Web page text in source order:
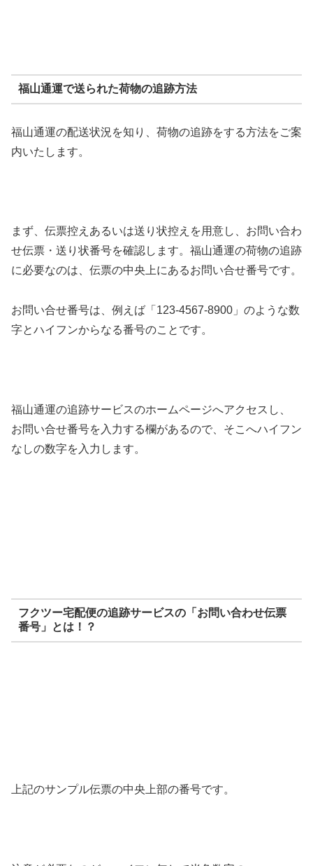
福山通運で送られた荷物の追跡方法
福山通運の配送状況を知り、荷物の追跡をする方法をご案
内いたします。
まず、伝票控えあるいは送り状控えを用意し、お問い合わ
せ伝票・送り状番号を確認します。福山通運の荷物の追跡
に必要なのは、伝票の中央上にあるお問い合せ番号です。
お問い合せ番号は、例えば「123-4567-8900」のような数
字とハイフンからなる番号のことです。
福山通運の追跡サービスのホームページへアクセスし、
お問い合せ番号を入力する欄があるので、そこへハイフン
なしの数字を入力します。
フクツー宅配便の追跡サービスの「お問い合わせ伝票
番号」とは！？
上記のサンプル伝票の中央上部の番号です。